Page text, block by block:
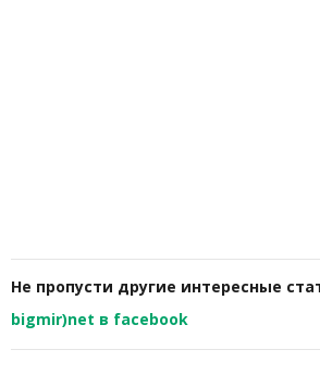
Не пропусти другие интересные
bigmir)net в facebook